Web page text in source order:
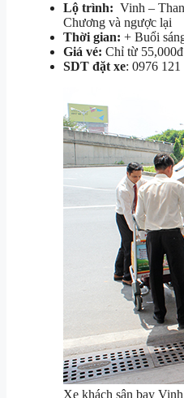
Lộ trình: Vinh –
Chương và ngược lại
Thời gian: + Buổi
Giá vé: Chỉ từ 55,000đ
SDT đặt xe: 0976 121
Xe khách sân bay